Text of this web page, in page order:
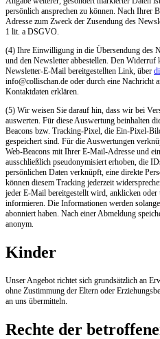
persönlich ansprechen zu können. Nach Ihrer
Adresse zum Zweck der Zusendung des
1 lit. a DSGVO.
(4) Ihre Einwilligung in die Übersendung des
und den Newsletter abbestellen. Den
Newsletter-E-Mail bereitgestellten Link, über
info@collischan.de oder durch eine Nachricht
Kontaktdaten erklären.
(5) Wir weisen Sie darauf hin, dass wir bei
auswerten. Für diese Auswertung beinhalten
Beacons bzw. Tracking-Pixel, die Ein-Pixel-
gespeichert sind. Für die Auswertungen
Web-Beacons mit Ihrer E-Mail-Adresse und
ausschließlich pseudonymisiert erhoben, die
persönlichen Daten verknüpft, eine direkte
können diesem Tracking jederzeit
jeder E-Mail bereitgestellt wird, anklicken oder
informieren. Die Informationen werden
abonniert haben. Nach einer Abmeldung
anonym.
Kinder
Unser Angebot richtet sich grundsätzlich an
ohne Zustimmung der Eltern oder
an uns übermitteln.
Rechte der